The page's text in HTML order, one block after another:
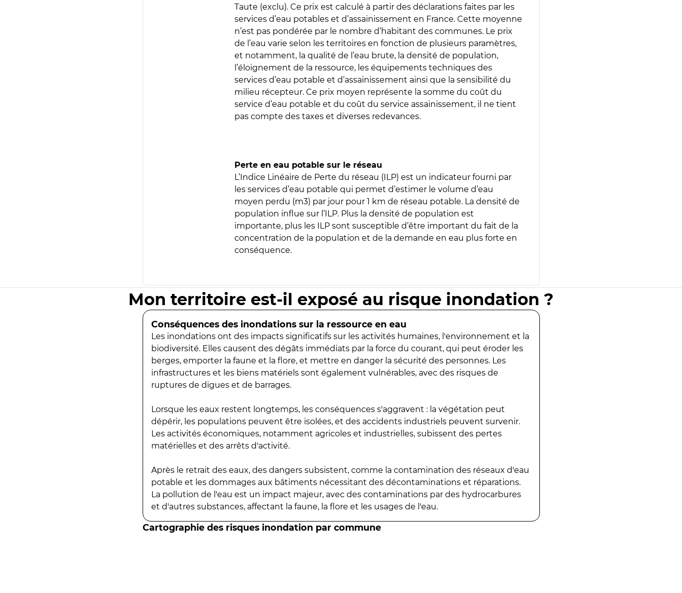
Taute (exclu). Ce prix est calculé à partir des déclarations faites par les
services d’eau potables et d’assainissement en France. Cette moyenne
n’est pas pondérée par le nombre d’habitant des communes. Le prix
de l’eau varie selon les territoires en fonction de plusieurs paramètres,
et notamment, la qualité de l’eau brute, la densité de population,
l’éloignement de la ressource, les équipements techniques des
services d’eau potable et d’assainissement ainsi que la sensibilité du
milieu récepteur. Ce prix moyen représente la somme du coût du
service d’eau potable et du coût du service assainissement, il ne tient
pas compte des taxes et diverses redevances.
Perte en eau potable sur le réseau
L’Indice Linéaire de Perte du réseau (ILP) est un indicateur fourni par
les services d’eau potable qui permet d’estimer le volume d’eau
moyen perdu (m3) par jour pour 1 km de réseau potable. La densité de
population influe sur l’ILP. Plus la densité de population est
importante, plus les ILP sont susceptible d’être important du fait de la
concentration de la population et de la demande en eau plus forte en
conséquence.
Mon territoire est-il exposé au risque inondation ?
Conséquences des inondations sur la ressource en eau
Les inondations ont des impacts significatifs sur les activités humaines, l'environnement et la
biodiversité. Elles causent des dégâts immédiats par la force du courant, qui peut éroder les
berges, emporter la faune et la flore, et mettre en danger la sécurité des personnes. Les
infrastructures et les biens matériels sont également vulnérables, avec des risques de
ruptures de digues et de barrages.
Lorsque les eaux restent longtemps, les conséquences s'aggravent : la végétation peut
dépérir, les populations peuvent être isolées, et des accidents industriels peuvent survenir.
Les activités économiques, notamment agricoles et industrielles, subissent des pertes
matérielles et des arrêts d'activité.
Après le retrait des eaux, des dangers subsistent, comme la contamination des réseaux d'eau
potable et les dommages aux bâtiments nécessitant des décontaminations et réparations.
La pollution de l'eau est un impact majeur, avec des contaminations par des hydrocarbures
et d'autres substances, affectant la faune, la flore et les usages de l'eau.
Cartographie des risques inondation par commune